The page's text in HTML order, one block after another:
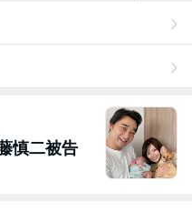
慎二被告